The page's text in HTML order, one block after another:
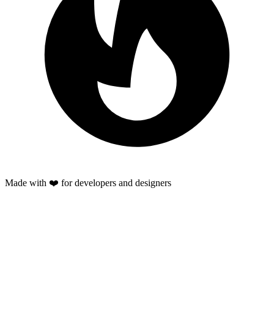
Made with ❤️ for developers and designers